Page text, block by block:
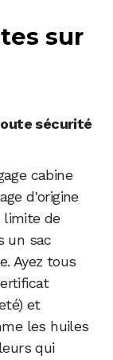
sur
sécurité
cabine
d'origine
limite de
un sac
Ayez tous
et
les huiles
qui